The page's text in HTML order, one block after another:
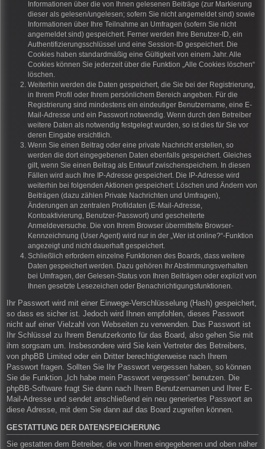
Informationen über die von Ihnen gelesenen Beiträge (zur Markierung
dieser als gelesen/ungelesen; sofern Sie nicht angemeldet sind) sowie
Informationen über Ihre Teilnahme an Umfragen (sofern Sie nicht
angemeldet sind) gespeichert. Ferner werden Ihre Benutzer-ID, ein
Authentifizierungsschlüssel und eine Session-ID gespeichert. Die
Cookies haben standardmäßig eine Gültigkeit von einem Jahr. Alle
Cookies können Sie jederzeit über die Funktion „Alle Cookies löschen“
löschen.
Weiterhin werden die Daten gespeichert, die Sie bei der Registrierung,
in Ihrem Profil oder Ihrem persönlichem Bereich angeben. Für die
Registrierung sind mindestens ein eindeutiger Benutzername, eine E-
Mail-Adresse und ein Passwort notwendig. Wenn durch den Betreiber
weitere Daten als notwendig festgelegt wurden, so ist dies für Sie vor
deren Eingabe ersichtlich.
Wenn Sie einen Beitrag oder eine private Nachricht erstellen, so
werden die dort eingegebenen Daten ebenfalls gespeichert. Gleiches
gilt, wenn Sie einen Beitrag als Entwurf zwischenspeichern. In diesen
Fällen wird auch Ihre IP-Adresse gespeichert. Die IP-Adresse wird
weiterhin bei folgenden Aktionen gespeichert: Löschen und Ändern von
Beiträgen (dazu zählen Private Nachrichten und Umfragen),
Änderungen an zentralen Profildaten (E-Mail-Adresse,
Kontoaktivierung, Benutzer-Passwort) und gescheiterte
Anmeldeversuche. Die von Ihrem Browser übermittelte Browser-
Kennzeichnung (User Agent) wird nur in der „Wer ist online?“-Funktion
angezeigt und nicht dauerhaft gespeichert.
Schließlich erfordern einzelne Funktionen des Boards, dass weitere
Daten gespeichert werden. Dazu gehören Ihr Abstimmungsverhalten
bei Umfragen, der Gelesen-Status von Ihren Beiträgen oder explizit von
Ihnen gesetzte Lesezeichen oder Benachrichtigungsfunktionen.
Ihr Passwort wird mit einer Einwege-Verschlüsselung (Hash) gespeichert,
so dass es sicher ist. Jedoch wird Ihnen empfohlen, dieses Passwort
nicht auf einer Vielzahl von Webseiten zu verwenden. Das Passwort ist
Ihr Schlüssel zu Ihrem Benutzerkonto für das Board, also gehen Sie mit
ihm sorgsam um. Insbesondere wird Sie kein Vertreter des Betreibers,
von phpBB Limited oder ein Dritter berechtigterweise nach Ihrem
Passwort fragen. Sollten Sie Ihr Passwort vergessen haben, so können
Sie die Funktion „Ich habe mein Passwort vergessen“ benutzen. Die
phpBB-Software fragt Sie dann nach Ihrem Benutzernamen und Ihrer E-
Mail-Adresse und sendet anschließend ein neu generiertes Passwort an
diese Adresse, mit dem Sie dann auf das Board zugreifen können.
GESTATTUNG DER DATENSPEICHERUNG
Sie gestatten dem Betreiber, die von Ihnen eingegebenen und oben näher